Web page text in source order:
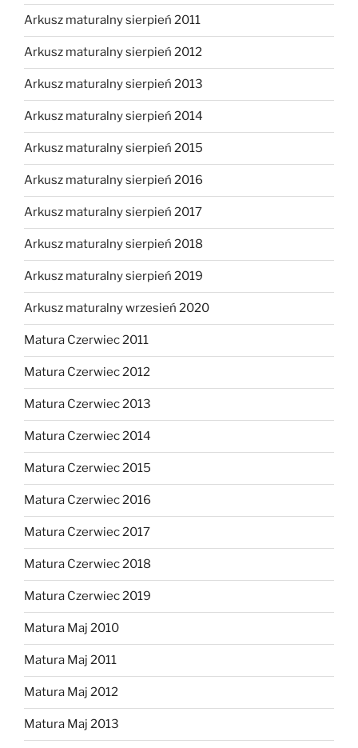
Arkusz maturalny sierpień 2011
Arkusz maturalny sierpień 2012
Arkusz maturalny sierpień 2013
Arkusz maturalny sierpień 2014
Arkusz maturalny sierpień 2015
Arkusz maturalny sierpień 2016
Arkusz maturalny sierpień 2017
Arkusz maturalny sierpień 2018
Arkusz maturalny sierpień 2019
Arkusz maturalny wrzesień 2020
Matura Czerwiec 2011
Matura Czerwiec 2012
Matura Czerwiec 2013
Matura Czerwiec 2014
Matura Czerwiec 2015
Matura Czerwiec 2016
Matura Czerwiec 2017
Matura Czerwiec 2018
Matura Czerwiec 2019
Matura Maj 2010
Matura Maj 2011
Matura Maj 2012
Matura Maj 2013